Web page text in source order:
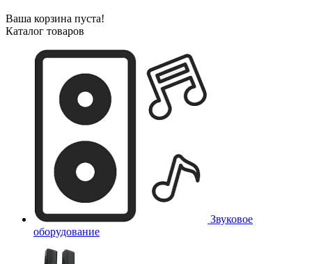
Ваша корзина пуста!
Каталог товаров
Звуковое
оборудование